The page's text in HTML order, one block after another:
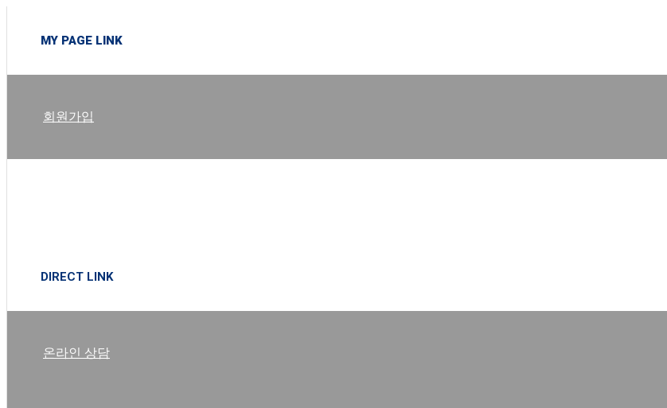
MY PAGE LINK
회원가입
DIRECT LINK
온라인 상담